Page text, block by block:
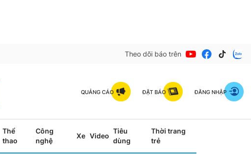
Theo dõi báo trên
QUẢNG CÁO ĐẶT BÁO ĐĂNG NHẬP
Thể
thao
Công
nghệ
Xe Video
Tiêu
dùng
Thời trang
trẻ